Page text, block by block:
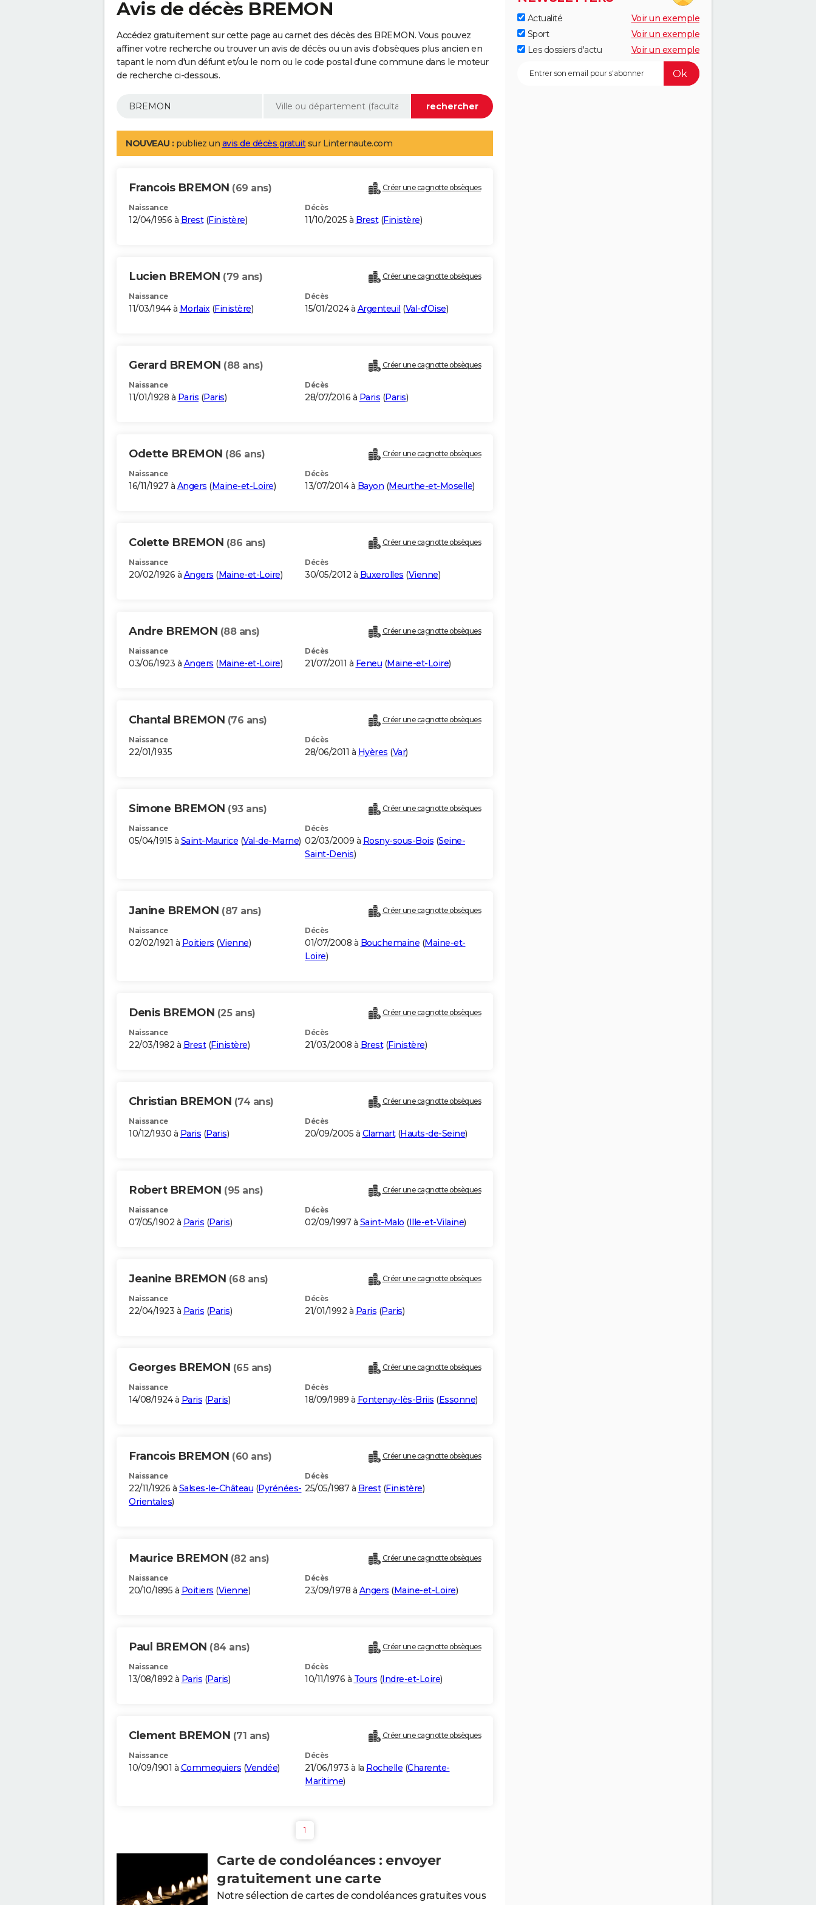
Avis de décès BREMON
Accédez gratuitement sur cette page au carnet des décès des BREMON. Vous pouvez
affiner votre recherche ou trouver un avis de décès ou un avis d'obsèques plus ancien en
tapant le nom d'un défunt et/ou le nom ou le code postal d'une commune dans le moteur
de recherche ci-dessous.
NOUVEAU : publiez un avis de décès gratuitsur Linternaute.com
Francois BREMON (69 ans) Créer une cagnotte obsèques
Naissance
12/04/1956 à Brest(Finistère)
Décès
11/10/2025 à Brest(Finistère)
Lucien BREMON (79 ans) Créer une cagnotte obsèques
Naissance
11/03/1944 à Morlaix(Finistère)
Décès
15/01/2024 à Argenteuil (Val-d'Oise)
Gerard BREMON (88 ans) Créer une cagnotte obsèques
Naissance
11/01/1928 à Paris (Paris)
Décès
28/07/2016 à Paris (Paris)
Odette BREMON (86 ans) Créer une cagnotte obsèques
Naissance
16/11/1927 à Angers (Maine-et-Loire)
Décès
13/07/2014 à Bayon (Meurthe-et-Moselle)
Colette BREMON (86 ans) Créer une cagnotte obsèques
Naissance
20/02/1926 à Angers (Maine-et-Loire)
Décès
30/05/2012 à Buxerolles (Vienne)
Andre BREMON (88 ans) Créer une cagnotte obsèques
Naissance
03/06/1923 à Angers (Maine-et-Loire)
Décès
21/07/2011 à Feneu (Maine-et-Loire)
Chantal BREMON (76 ans) Créer une cagnotte obsèques
Naissance
22/01/1935
Décès
28/06/2011 à Hyères (Var)
Simone BREMON (93 ans) Créer une cagnotte obsèques
Naissance
05/04/1915 à Saint-Maurice (Val-de-Marne)
Décès
02/03/2009 à Rosny-sous-Bois (Seine-
Saint-Denis)
Janine BREMON (87 ans) Créer une cagnotte obsèques
Naissance
02/02/1921 à Poitiers (Vienne)
Décès
01/07/2008 à Bouchemaine (Maine-et-
Loire)
Denis BREMON (25 ans) Créer une cagnotte obsèques
Naissance
22/03/1982 à Brest(Finistère)
Décès
21/03/2008 à Brest(Finistère)
Christian BREMON (74 ans) Créer une cagnotte obsèques
Naissance
10/12/1930 à Paris (Paris)
Décès
20/09/2005 à Clamart(Hauts-de-Seine)
Robert BREMON (95 ans) Créer une cagnotte obsèques
Naissance
07/05/1902 à Paris (Paris)
Décès
02/09/1997 à Saint-Malo (Ille-et-Vilaine)
Jeanine BREMON (68 ans) Créer une cagnotte obsèques
Naissance
22/04/1923 à Paris (Paris)
Décès
21/01/1992 à Paris (Paris)
Georges BREMON (65 ans) Créer une cagnotte obsèques
Naissance
14/08/1924 à Paris (Paris)
Décès
18/09/1989 à Fontenay-lès-Briis (Essonne)
Francois BREMON (60 ans) Créer une cagnotte obsèques
Naissance
22/11/1926 à Salses-le-Château (Pyrénées-
Orientales)
Décès
25/05/1987 à Brest(Finistère)
Maurice BREMON (82 ans) Créer une cagnotte obsèques
Naissance
20/10/1895 à Poitiers (Vienne)
Décès
23/09/1978 à Angers (Maine-et-Loire)
Paul BREMON (84 ans) Créer une cagnotte obsèques
Naissance
13/08/1892 à Paris (Paris)
Décès
10/11/1976 à Tours (Indre-et-Loire)
Clement BREMON (71 ans) Créer une cagnotte obsèques
Naissance
10/09/1901 à Commequiers (Vendée)
Décès
21/06/1973 à la Rochelle (Charente-
Maritime)
1
Carte de condoléances : envoyer
gratuitement une carte
Notre sélection de cartes de condoléances gratuites vous
Actualité
Voir un exemple
Sport
Voir un exemple
Les dossiers d'actu
Voir un exemple